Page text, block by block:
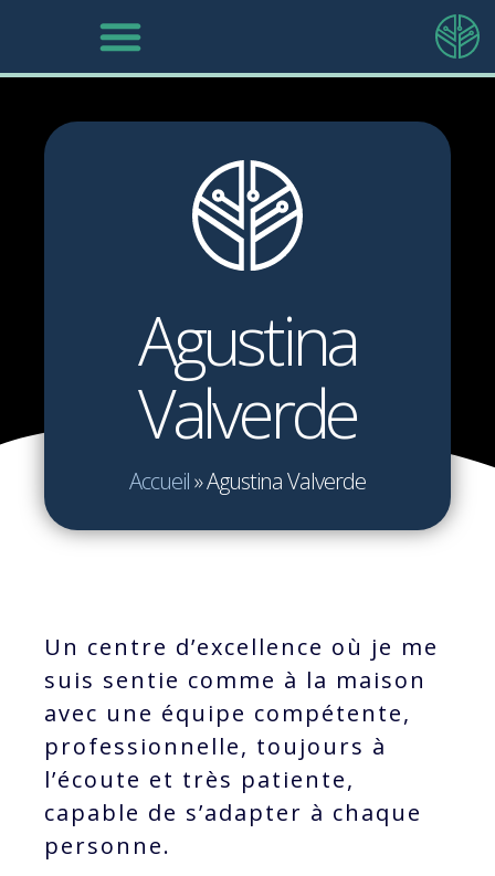
Agustina
Valverde
Accueil»Agustina Valverde
Un centre d’excellence où je me
suis sentie comme à la maison
avec une équipe compétente,
professionnelle, toujours à
l’écoute et très patiente,
capable de s’adapter à chaque
personne.